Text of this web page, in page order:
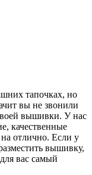
тапочках, но
вы не звонили
вышивки. У нас
качественные
отлично. Если у
вышивку,
вас самый